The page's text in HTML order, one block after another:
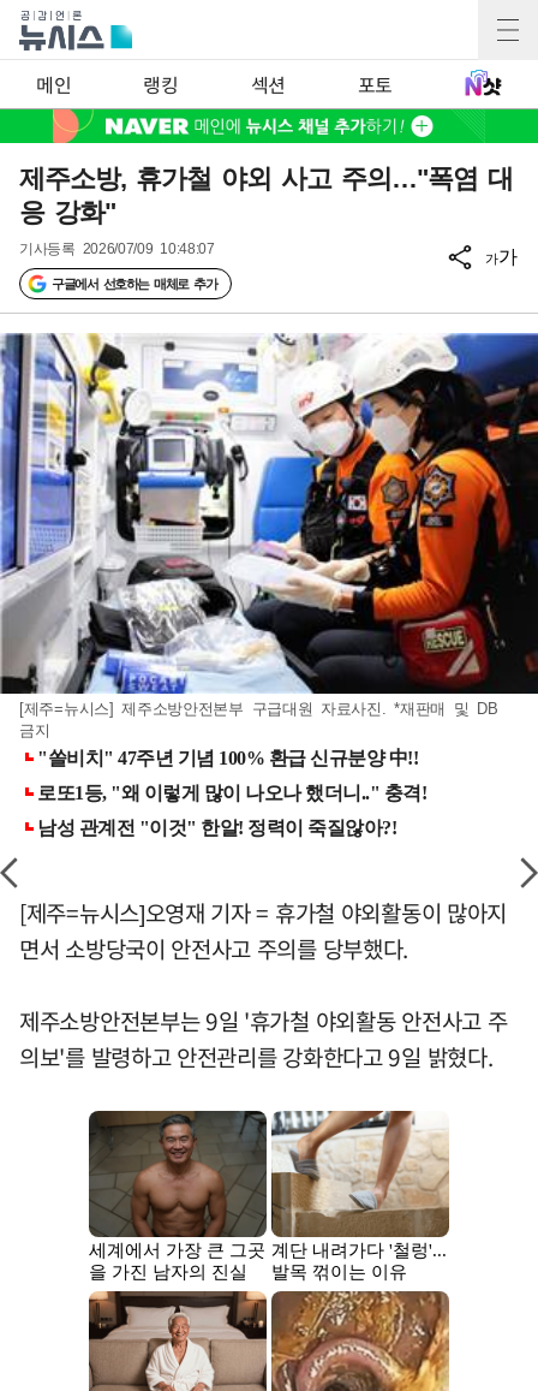
메인 랭킹 섹션 포토
제주소방, 휴가철 야외 사고 주의…"폭염 대
응 강화"
기사등록 2026/07/09 10:48:07
구글에서 선호하는 매체로 추가
가가
[제주=뉴시스] 제주소방안전본부 구급대원 자료사진. *재판매 및 DB
금지
[제주=뉴시스]오영재 기자 = 휴가철 야외활동이 많아지
면서 소방당국이 안전사고 주의를 당부했다.
제주소방안전본부는 9일 '휴가철 야외활동 안전사고 주
의보'를 발령하고 안전관리를 강화한다고 9일 밝혔다.